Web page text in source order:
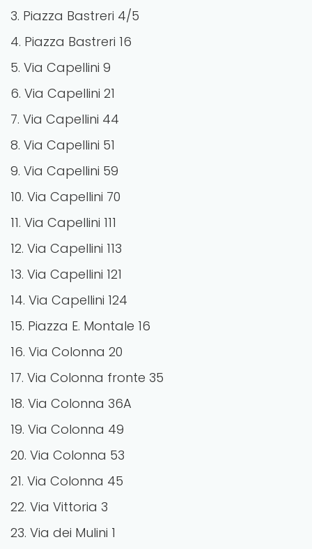
3. Piazza Bastreri 4/5
4. Piazza Bastreri 16
5. Via Capellini 9
6. Via Capellini 21
7. Via Capellini 44
8. Via Capellini 51
9. Via Capellini 59
10. Via Capellini 70
11. Via Capellini 111
12. Via Capellini 113
13. Via Capellini 121
14. Via Capellini 124
15. Piazza E. Montale 16
16. Via Colonna 20
17. Via Colonna fronte 35
18. Via Colonna 36A
19. Via Colonna 49
20. Via Colonna 53
21. Via Colonna 45
22. Via Vittoria 3
23. Via dei Mulini 1